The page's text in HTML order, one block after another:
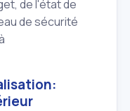
de l'état de
de sécurité